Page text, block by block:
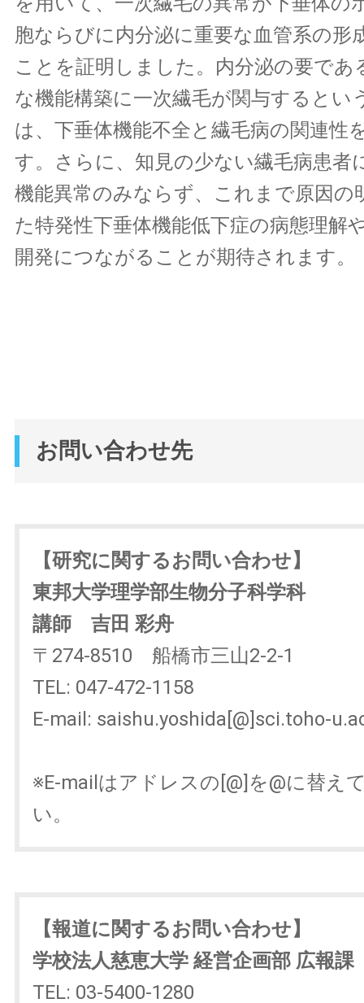
胞ならびに内分泌に重要な血管系の形
ことを証明しました。内分泌の要であ
な機能構築に一次繊毛が関与するとい
は、下垂体機能不全と繊毛病の関連性
す。さらに、知見の少ない繊毛病患者
機能異常のみならず、これまで原因の
た特発性下垂体機能低下症の病態理解
開発につながることが期待されます。
お問い合わせ先
【研究に関するお問い合わせ】
東邦大学理学部生物分子科学科
講師 吉田 彩舟
〒274-8510 船橋市三山2-2-1
TEL: 047-472-1158
E-mail: saishu.yoshida[@]sci.toho-
※E-mailはアドレスの[@]を@に替え
い。
【報道に関するお問い合わせ】
学校法人慈恵大学 経営企画部 広報課
TEL: 03-5400-1280